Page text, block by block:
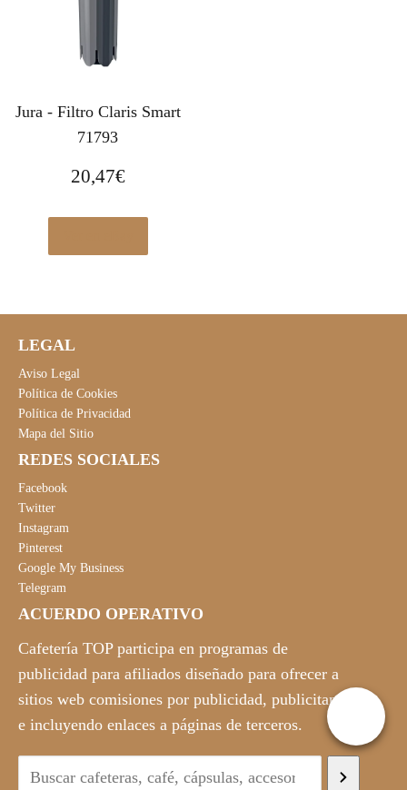
Jura - Filtro Claris Smart
71793
20,47€
LEGAL
Aviso Legal
Política de Cookies
Política de Privacidad
Mapa del Sitio
REDES SOCIALES
Facebook
Twitter
Instagram
Pinterest
Google My Business
Telegram
ACUERDO OPERATIVO
Cafetería TOP participa en programas de
publicidad para afiliados diseñado para ofrecer a
sitios web comisiones por publicidad, publicitando
e incluyendo enlaces a páginas de terceros.